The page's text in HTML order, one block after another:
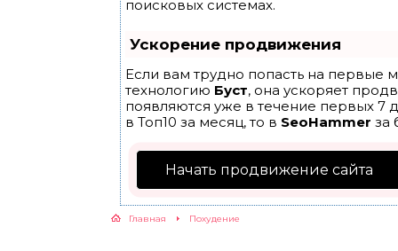
поисковых системах.
Ускорение продвижения
Если вам трудно попасть на первые
технологию Буст, она ускоряет
появляются уже в течение первых 7
в Топ10 за месяц, то в SeoHammer за
Начать продвижение сайта
Главная Похудение
ПЕРВОГО